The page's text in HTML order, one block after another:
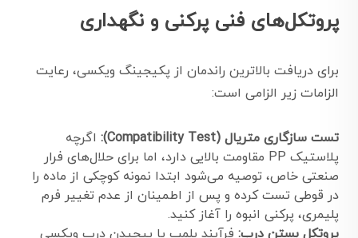
پروتکل‌های فنی پرکنی و نگهداری
برای دریافت بالاترین راندمان از پکیجینگ ویکسی، رعایت
الزامات زیر الزامی است:
تست سازگاری متریال (Compatibility Test):
اگرچه
پلاستیک PP مقاومت بالایی دارد، اما برای حلال‌های فرار
صنعتی خاص، توصیه می‌شود ابتدا نمونه کوچکی از ماده را
در قوطی تست کرده و پس از اطمینان از عدم تغییر فرم
پلیمری، پرکنی انبوه را آغاز کنید.
پروتکل بستن درب: فرآیند پلمپ یا پیچیدن درب ویکسی